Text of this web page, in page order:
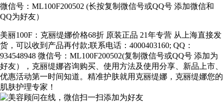
微信号：ML100F200502 (长按复制微信号或QQ号 添加微信和
QQ为好友）
美丽100F：克丽缇娜价格68折 原装正品 21年专营 从上海直接发
货，可以收到产品再付款;联系电话：4000403160; QQ：
934548948 微信号：ML100F200502(复制微信号或QQ号 添加为
好友），克丽缇娜咨询购买、使用方法及使用分享、新品上市、
优惠活动第一时间知道。精准护肤就用克丽缇娜，克丽缇娜您的
肌肤护理专家！